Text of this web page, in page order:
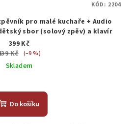
pro malé kuchaře + Audio
sbor (solový zpěv) a klavír
399 Kč
Kč
(–9 %)
Skladem
Do košíku
KÓD: 2204